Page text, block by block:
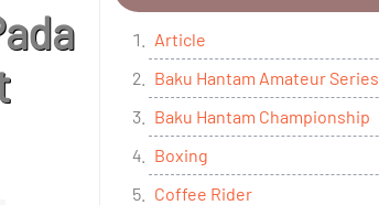
Article
Baku Hantam Amateur Series
Baku Hantam Championship
Boxing
Coffee Rider